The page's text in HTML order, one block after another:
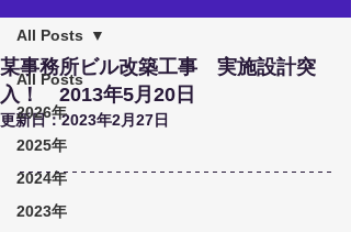
All Posts
2026年
2025年
2024年
2023年
All Posts
某事務所ビル改築工事 実施設計突
入！ 2013年5月20日
更新日：2023年2月27日